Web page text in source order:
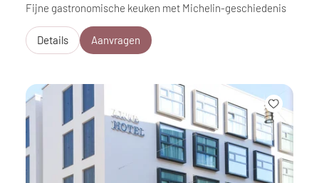
Fijne gastronomische keuken met Michelin-geschiedenis
Details Aanvragen